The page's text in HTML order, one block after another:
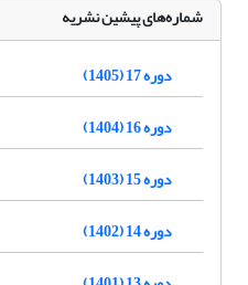
شماره‌های پیشین نشریه
دوره 17 (1405)
دوره 16 (1404)
دوره 15 (1403)
دوره 14 (1402)